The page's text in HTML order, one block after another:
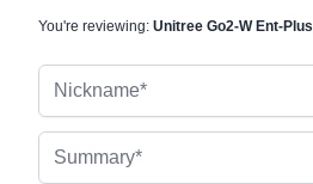
You're reviewing: Unitree Go2-W Ent-